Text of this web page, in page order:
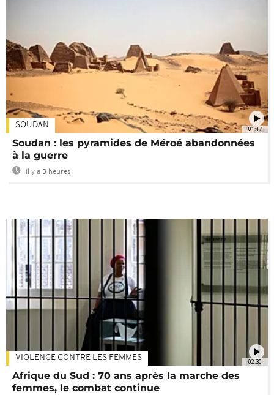
01:47
SOUDAN
Soudan : les pyramides de Méroé abandonnées
à la guerre
Il y a 3 heures
02:30
VIOLENCE CONTRE LES FEMMES
Afrique du Sud : 70 ans après la marche des
femmes, le combat continue